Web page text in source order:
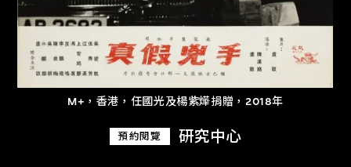
M+，香港，任國光及楊紫燁捐贈，2018年
預約閱覽 研究中心
關於M+藏品
探索世界頂級的二十及二十一世紀視覺
文化藏品。